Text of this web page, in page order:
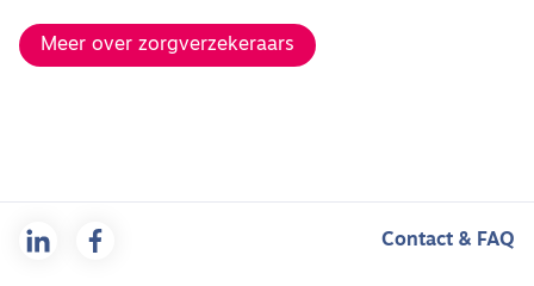
Meer over zorgverzekeraars
Contact & FAQ